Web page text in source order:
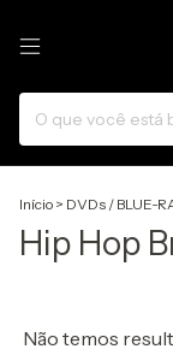
Início > DVDs / BLUE-
Hip Hop
Não temos